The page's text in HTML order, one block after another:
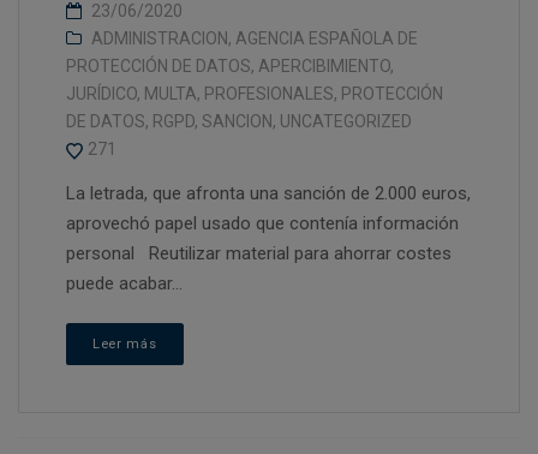
23/06/2020
ADMINISTRACION, AGENCIA ESPAÑOLA DE
PROTECCIÓN DE DATOS, APERCIBIMIENTO,
JURÍDICO, MULTA, PROFESIONALES, PROTECCIÓN
DE DATOS, RGPD, SANCION, UNCATEGORIZED
271
La letrada, que afronta una sanción de 2.000 euros,
aprovechó papel usado que contenía información
personal Reutilizar material para ahorrar costes
puede acabar...
Leer más